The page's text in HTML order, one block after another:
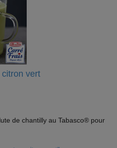
vert
de chantilly au Tabasco® pour